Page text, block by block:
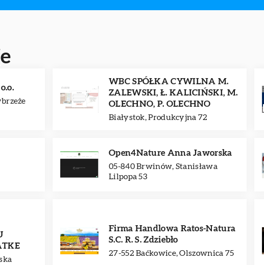
WBC SPÓŁKA CYWILNA M.
ZALEWSKI, Ł. KALICIŃSKI, M.
OLECHNO, P. OLECHNO
Białystok, Produkcyjna 72
Open4Nature Anna Jaworska
05-840 Brwinów, Stanisława
Lilpopa 53
Firma Handlowa Ratos-Natura
S.C. R. S. Zdziebło
27-552 Baćkowice, Olszownica 75